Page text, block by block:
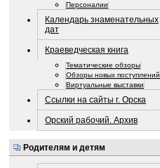
Персоналии
Календарь знаменательных
дат
Краеведческая книга
Тематические обзоры
Обзоры новых поступлений
Виртуальные выставки
Ссылки на сайты г. Орска
Орский рабочий. Архив
Родителям и детям